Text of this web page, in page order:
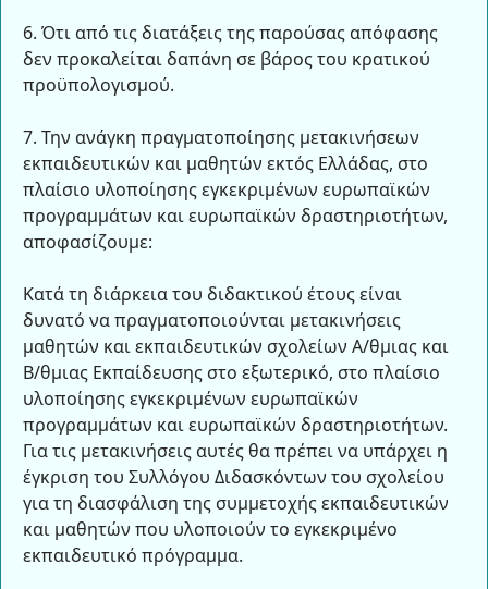
6. Ότι από τις διατάξεις της παρούσας απόφασης
δεν προκαλείται δαπάνη σε βάρος του κρατικού
προϋπολογισμού.
7. Την ανάγκη πραγματοποίησης μετακινήσεων
εκπαιδευτικών και μαθητών εκτός Ελλάδας, στο
πλαίσιο υλοποίησης εγκεκριμένων ευρωπαϊκών
προγραμμάτων και ευρωπαϊκών δραστηριοτήτων,
αποφασίζουμε:
Κατά τη διάρκεια του διδακτικού έτους είναι
δυνατό να πραγματοποιούνται μετακινήσεις
μαθητών και εκπαιδευτικών σχολείων Α/θμιας και
Β/θμιας Εκπαίδευσης στο εξωτερικό, στο πλαίσιο
υλοποίησης εγκεκριμένων ευρωπαϊκών
προγραμμάτων και ευρωπαϊκών δραστηριοτήτων.
Για τις μετακινήσεις αυτές θα πρέπει να υπάρχει η
έγκριση του Συλλόγου Διδασκόντων του σχολείου
για τη διασφάλιση της συμμετοχής εκπαιδευτικών
και μαθητών που υλοποιούν το εγκεκριμένο
εκπαιδευτικό πρόγραμμα.